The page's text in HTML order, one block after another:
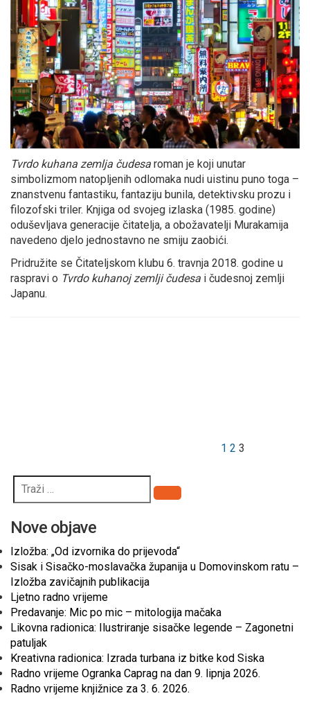
Tvrdo kuhana zemlja čudesa roman je koji unutar
simbolizmom natopljenih odlomaka nudi uistinu puno toga –
znanstvenu fantastiku, fantaziju bunila, detektivsku prozu i
filozofski triler. Knjiga od svojeg izlaska (1985. godine)
oduševljava generacije čitatelja, a obožavatelji Murakamija
navedeno djelo jednostavno ne smiju zaobići.
Pridružite se Čitateljskom klubu 6. travnja 2018. godine u
raspravi o Tvrdo kuhanoj zemlji čudesa i čudesnoj zemlji
Japanu.
1 2 3
Pretraži
Nove objave
Izložba: „Od izvornika do prijevoda“
Sisak i Sisačko-moslavačka županija u Domovinskom ratu –
Izložba zavičajnih publikacija
Ljetno radno vrijeme
Predavanje: Mic po mic – mitologija mačaka
Likovna radionica: Ilustriranje sisačke legende – Zagonetni
patuljak
Kreativna radionica: Izrada turbana iz bitke kod Siska
Radno vrijeme Ogranka Caprag na dan 9. lipnja 2026.
Radno vrijeme knjižnice za 3. 6. 2026.